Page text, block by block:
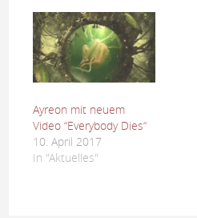
Ayreon mit neuem
Video “Everybody Dies“
10. April 2017
In "Aktuelles"